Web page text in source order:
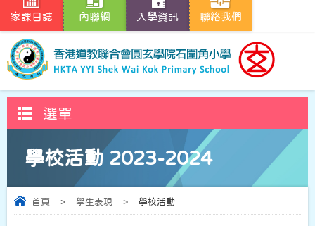
家課日誌 內聯網 入學資訊 聯絡我們
選單
學校活動 2023-2024
首頁 > 學生表現 > 學校活動